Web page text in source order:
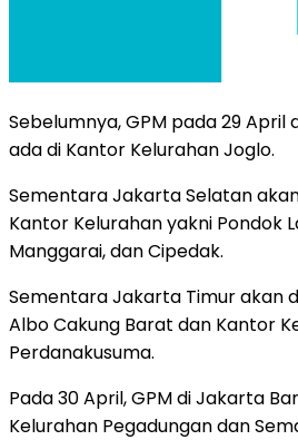
Sebelumnya, GPM pada 29
ada di Kantor Kelurahan Joglo.
Sementara Jakarta Selatan
Kantor Kelurahan yakni Pondok
Manggarai, dan Cipedak.
Sementara Jakarta Timur akan
Albo Cakung Barat dan Kantor
Perdanakusuma.
Pada 30 April, GPM di Jakarta
Kelurahan Pegadungan dan